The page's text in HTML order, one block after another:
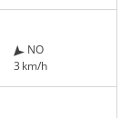
NO
3 km/h